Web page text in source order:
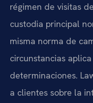
régimen de visitas
custodia principal
misma norma de
circunstancias
determinaciones.
a clientes sobre la